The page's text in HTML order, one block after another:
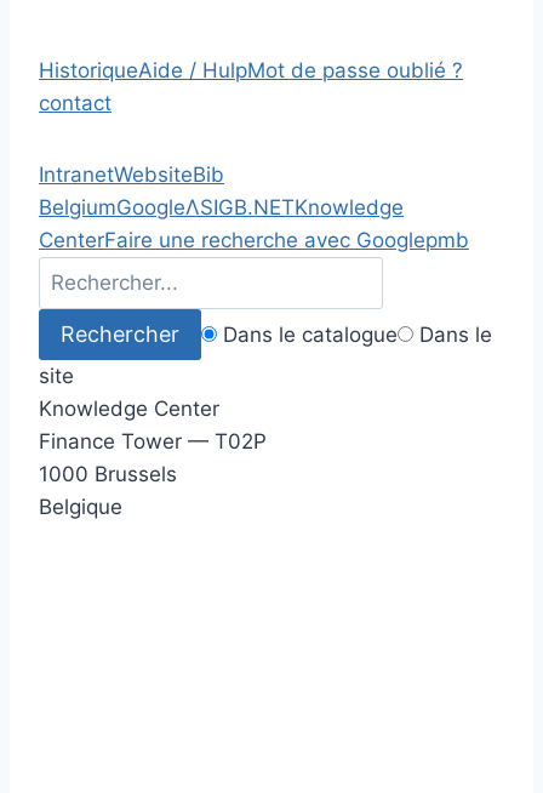
HistoriqueAide / HulpMot de passe oublié ?
contact
IntranetWebsiteBib
BelgiumGoogleΛSIGB.NETKnowledge
CenterFaire une recherche avec Googlepmb
Dans le catalogue
Dans le
site
Knowledge Center
Finance Tower — T02P
1000 Brussels
Belgique